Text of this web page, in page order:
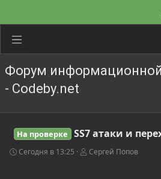
Форум
- Codeby.net
На проверке SS7 атаки и перехват SMS: разбор
Сегодня в 13:25 Сергей Попов